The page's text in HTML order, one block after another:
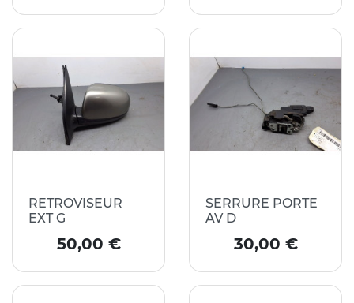
RETROVISEUR
EXT G
Prix
50,00 €
SERRURE PORTE
AV D
Prix
30,00 €